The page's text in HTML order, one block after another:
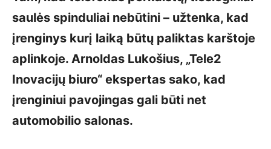
saulės spinduliai nebūtini – užtenka, kad
įrenginys kurį laiką būtų paliktas karštoje
aplinkoje. Arnoldas Lukošius, „Tele2
Inovacijų biuro“ ekspertas sako, kad
įrenginiui pavojingas gali būti net
automobilio salonas.